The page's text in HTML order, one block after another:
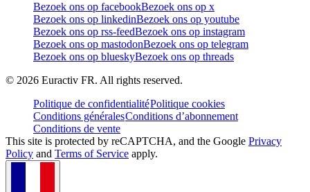
Bezoek ons op facebookBezoek ons op x
Bezoek ons op linkedinBezoek ons op youtube
Bezoek ons op rss-feedBezoek ons op instagram
Bezoek ons op mastodonBezoek ons op telegram
Bezoek ons op blueskyBezoek ons op threads
© 2026 Euractiv FR. All rights reserved.
Politique de confidentialitéPolitique cookies
Conditions généralesConditions d’abonnement
Conditions de vente
This site is protected by reCAPTCHA, and the Google Privacy
Policy and Terms of Service apply.